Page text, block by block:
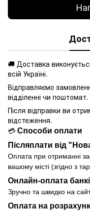
🚚 Доставка
всій Україні.
Відправляємо
відділенні чи поштомат.
Після відправки ви
відстеження.
💳 Способи оплати
Післяплати від
Оплата при отриманні
вашому місті (згідно з
Онлайн-оплата
Зручно та швидко на
Оплата на